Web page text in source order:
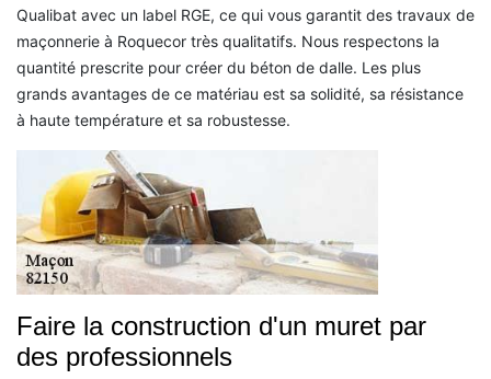
Qualibat avec un label RGE, ce qui vous garantit des travaux de
maçonnerie à Roquecor très qualitatifs. Nous respectons la
quantité prescrite pour créer du béton de dalle. Les plus
grands avantages de ce matériau est sa solidité, sa résistance
à haute température et sa robustesse.
Faire la construction d'un muret par
des professionnels